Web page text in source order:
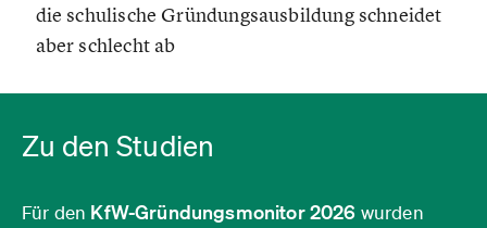
die schulische Gründungsausbildung schneidet
aber schlecht ab
Zu den Studien
Für den KfW-Gründungsmonitor 2026 wurden